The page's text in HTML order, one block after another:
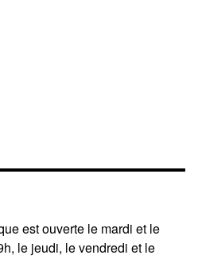
est ouverte le mardi et le
le jeudi, le vendredi et le